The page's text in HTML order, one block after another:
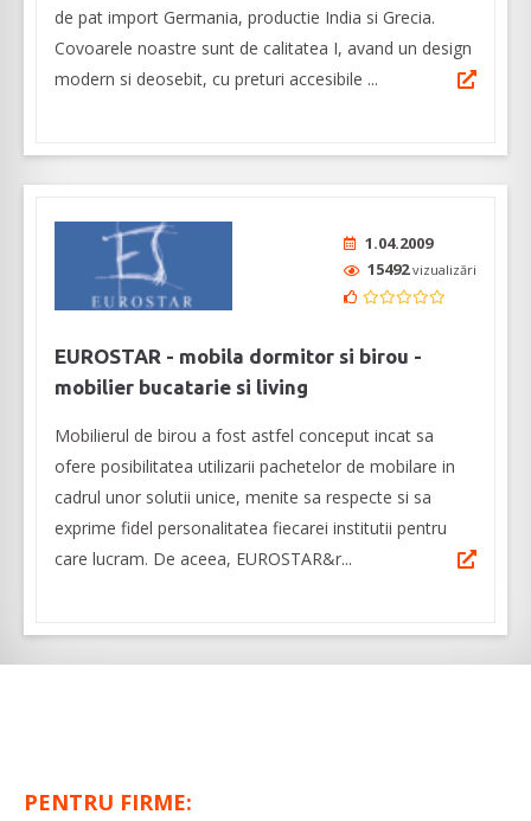
de pat import Germania, productie India si Grecia.
Covoarele noastre sunt de calitatea I, avand un design
modern si deosebit, cu preturi accesibile ...
1.04.2009
15492vizualizări
EUROSTAR - mobila dormitor si birou -
mobilier bucatarie si living
Mobilierul de birou a fost astfel conceput incat sa
ofere posibilitatea utilizarii pachetelor de mobilare in
cadrul unor solutii unice, menite sa respecte si sa
exprime fidel personalitatea fiecarei institutii pentru
care lucram. De aceea, EUROSTAR&r...
PENTRU FIRME: